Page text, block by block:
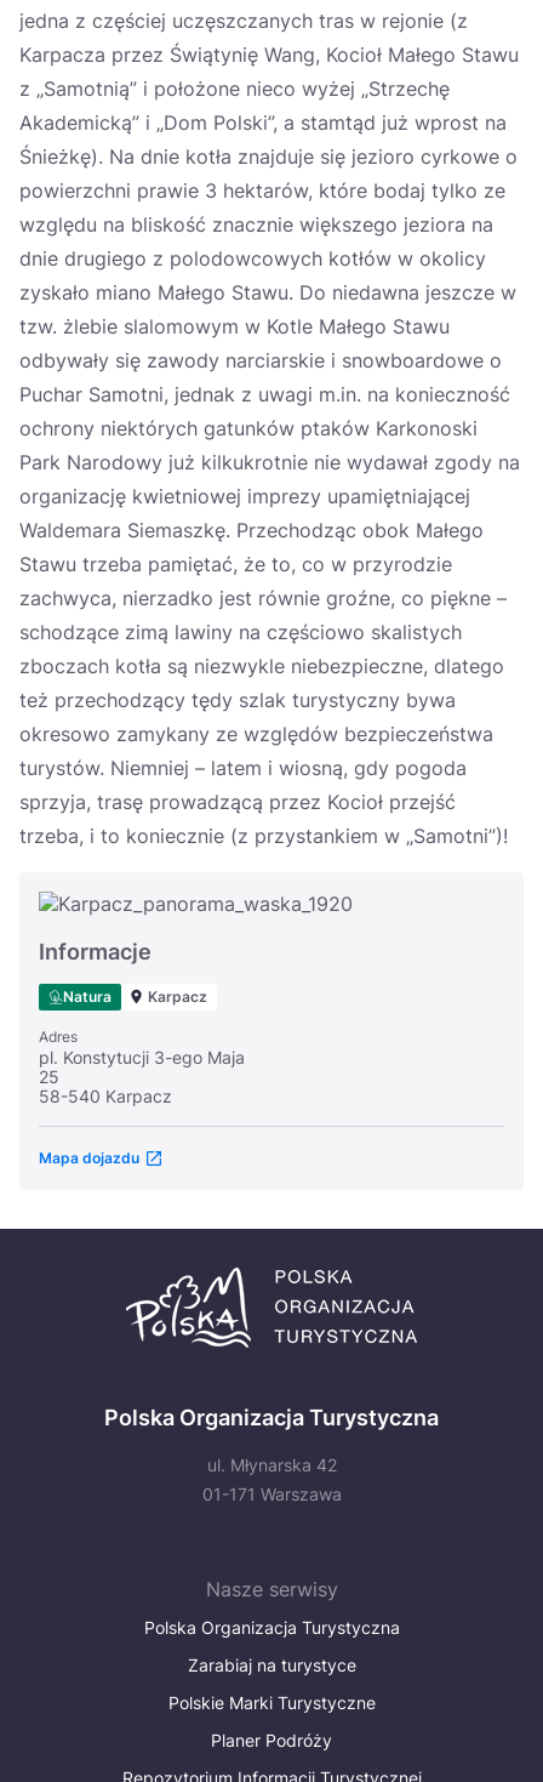
jedna z częściej uczęszczanych tras w rejonie (z
Karpacza przez Świątynię Wang, Kocioł Małego Stawu
z „Samotnią” i położone nieco wyżej „Strzechę
Akademicką” i „Dom Polski”, a stamtąd już wprost na
Śnieżkę). Na dnie kotła znajduje się jezioro cyrkowe o
powierzchni prawie 3 hektarów, które bodaj tylko ze
względu na bliskość znacznie większego jeziora na
dnie drugiego z polodowcowych kotłów w okolicy
zyskało miano Małego Stawu. Do niedawna jeszcze w
tzw. żlebie slalomowym w Kotle Małego Stawu
odbywały się zawody narciarskie i snowboardowe o
Puchar Samotni, jednak z uwagi m.in. na konieczność
ochrony niektórych gatunków ptaków Karkonoski
Park Narodowy już kilkukrotnie nie wydawał zgody na
organizację kwietniowej imprezy upamiętniającej
Waldemara Siemaszkę. Przechodząc obok Małego
Stawu trzeba pamiętać, że to, co w przyrodzie
zachwyca, nierzadko jest równie groźne, co piękne –
schodzące zimą lawiny na częściowo skalistych
zboczach kotła są niezwykle niebezpieczne, dlatego
też przechodzący tędy szlak turystyczny bywa
okresowo zamykany ze względów bezpieczeństwa
turystów. Niemniej – latem i wiosną, gdy pogoda
sprzyja, trasę prowadzącą przez Kocioł przejść
trzeba, i to koniecznie (z przystankiem w „Samotni”)!
Informacje
Natura Karpacz
Adres
pl. Konstytucji 3-ego Maja
25
58-540 Karpacz
Mapa dojazdu
Polska Organizacja Turystyczna
ul. Młynarska 42
01-171 Warszawa
Nasze serwisy
Polska Organizacja Turystyczna
Zarabiaj na turystyce
Polskie Marki Turystyczne
Planer Podróży
Repozytorium Informacji Turystycznej